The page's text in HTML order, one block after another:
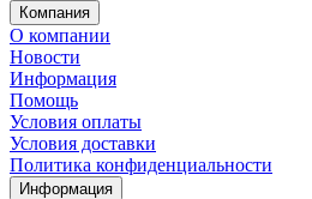
Компания
О компании
Новости
Информация
Помощь
Условия оплаты
Условия доставки
Политика конфиденциальности
Информация